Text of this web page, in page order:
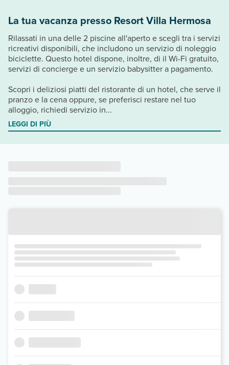
La tua vacanza presso Resort Villa Hermosa
Rilassati in una delle 2 piscine all'aperto e scegli tra i servizi
ricreativi disponibili, che includono un servizio di noleggio
biciclette. Questo hotel dispone, inoltre, di il Wi-Fi gratuito,
servizi di concierge e un servizio babysitter a pagamento.
Scopri i deliziosi piatti del ristorante di un hotel, che serve il
pranzo e la cena oppure, se preferisci restare nel tuo
alloggio, richiedi servizio in...
LEGGI DI PIÙ